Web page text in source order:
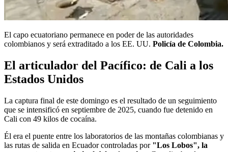
El capo ecuatoriano permanece en poder de las autoridades
colombianos y será extraditado a los EE. UU. Policía de Colombia.
El articulador del Pacífico: de Cali a los
Estados Unidos
La captura final de este domingo es el resultado de un seguimiento
que se intensificó en septiembre de 2025, cuando fue detenido en
Cali con 49 kilos de cocaína.
Él era el puente entre los laboratorios de las montañas colombianas y
las rutas de salida en Ecuador controladas por "Los Lobos", la